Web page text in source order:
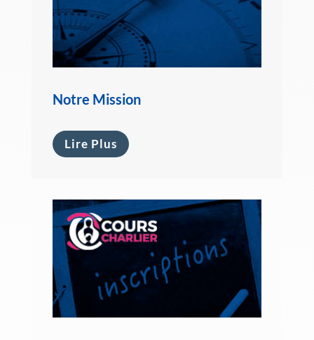
Notre Mission
Lire Plus